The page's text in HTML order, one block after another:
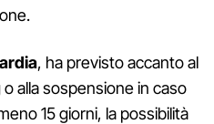
, ha previsto accanto al
alla sospensione in caso
15 giorni, la possibilità